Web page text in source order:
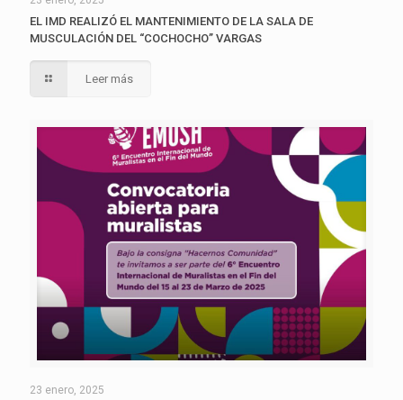
EL IMD REALIZÓ EL MANTENIMIENTO DE LA SALA DE
MUSCULACIÓN DEL “COCHOCHO” VARGAS
Leer más
23 enero, 2025